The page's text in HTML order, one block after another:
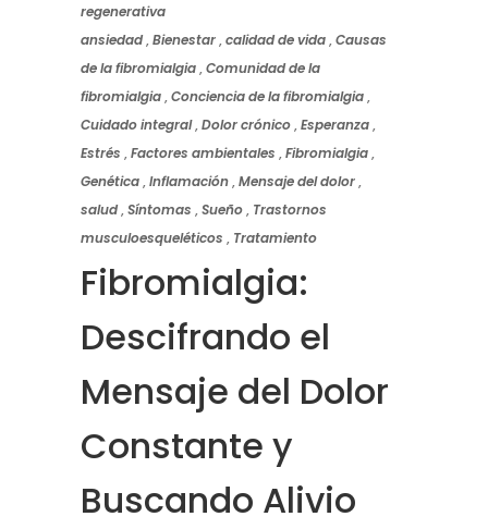
regenerativa
ansiedad,Bienestar,calidad de vida,Causas
de la fibromialgia,Comunidad de la
fibromialgia,Conciencia de la fibromialgia,
Cuidado integral,Dolor crónico,Esperanza,
Estrés ,Factores ambientales ,Fibromialgia,
Genética,Inflamación,Mensaje del dolor,
salud,Síntomas ,Sueño, Trastornos
musculoesqueléticos , Tratamiento
Fibromialgia:
Descifrando el
Mensaje del Dolor
Constante y
Buscando Alivio